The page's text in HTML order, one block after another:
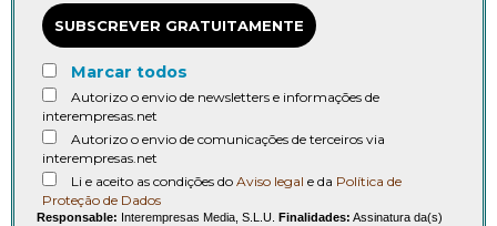
SUBSCREVER GRATUITAMENTE
Marcar todos
Autorizo o envio de newsletters e informações de
interempresas.net
Autorizo o envio de comunicações de terceiros via
interempresas.net
Li e aceito as condições do Aviso legal e da Política de
Proteção de Dados
Responsable: Interempresas Media, S.L.U. Finalidades: Assinatura da(s)